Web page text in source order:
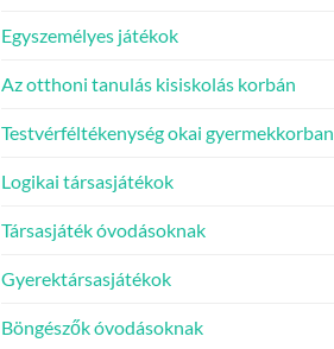
Egyszemélyes játékok
Az otthoni tanulás kisiskolás korbán
Testvérféltékenység okai gyermekkorban
Logikai társasjátékok
Társasjáték óvodásoknak
Gyerektársasjátékok
Böngészők óvodásoknak